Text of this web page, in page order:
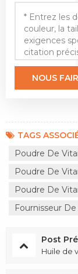
TAGS
Poudre De
Poudre De
Poudre De
Fournisseur
Post
Huile de